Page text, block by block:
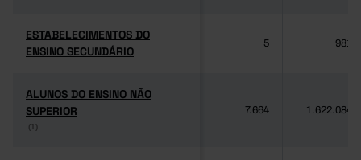
ESTABELECIMENTOS DO
ENSINO SECUNDÁRIO
ESTABELECIMENTOS DO
ENSINO SECUNDÁRIO
5 981
ALUNOS DO ENSINO NÃO
SUPERIOR
(1)
ALUNOS DO ENSINO NÃO
SUPERIOR
(1)
7.664 1.622.084